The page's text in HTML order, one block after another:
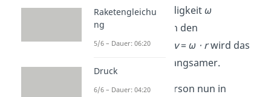
Winkelgeschwindigkeitω
verringert
. Durch den
Zusammenhang
v= ω ⋅ rwird das
Karussell somit langsamer.
Wenn sich die Person nun in
Raketengleichu
ng
5/6 – Dauer: 06:20
Druck
6/6 – Dauer: 04:20